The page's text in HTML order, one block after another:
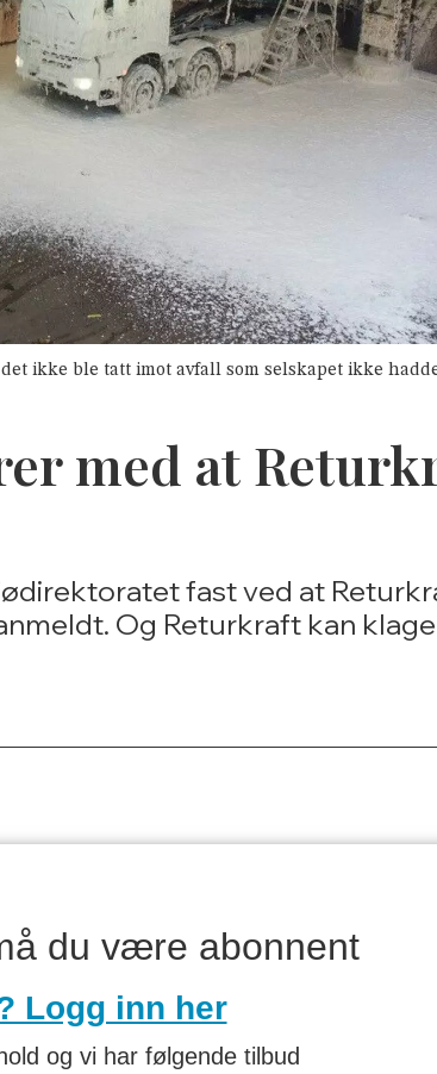
ikke ble tatt imot avfall som selskapet ikke
med at
fast ved at
Og Returkraft kan
du være abonnent
Logg inn her
og vi har følgende tilbud